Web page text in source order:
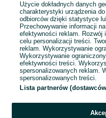
Użycie dokładnych danych
charakterystyki urządzenia
odbiorców dzięki statystyce
Przechowywanie informacji
efektywności reklam. Rozwój
celu personalizacji treści.
reklam. Wykorzystywanie
Wykorzystywanie
efektywności treści.
spersonalizowanych reklam.
spersonalizowanych treści.
Lista partnerów